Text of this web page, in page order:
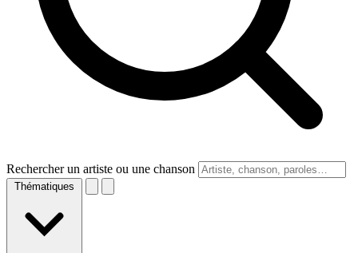
Rechercher un artiste ou une chanson
Thématiques